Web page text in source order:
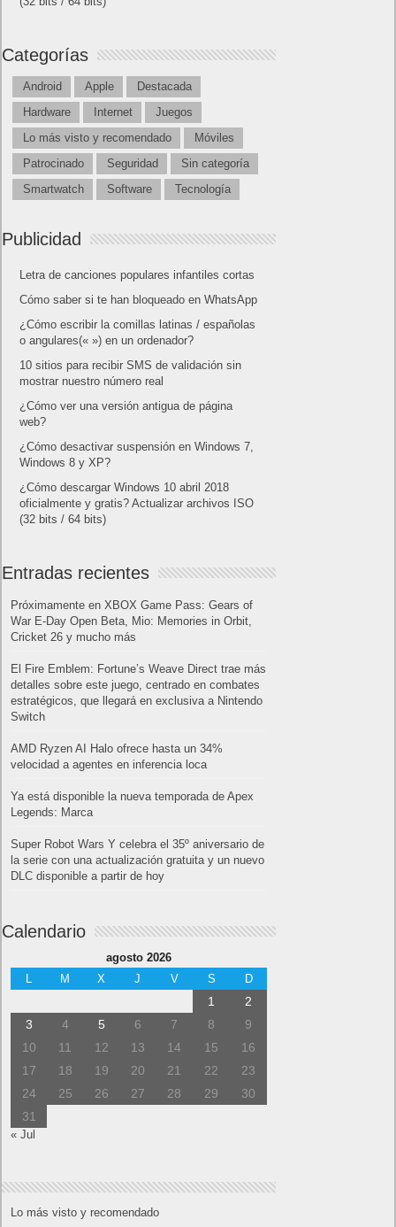
Categorías
Android Apple
Destacada
Hardware
Internet
Juegos
Lo más visto y recomendado
Móviles
Patrocinado
Seguridad
Sin categoría
Smartwatch
Software Tecnología
Publicidad
Letra de canciones populares infantiles cortas
Cómo saber si te han bloqueado en WhatsApp
¿Cómo escribir la comillas latinas / españolas
o angulares(« ») en un ordenador?
10 sitios para recibir SMS de validación sin
mostrar nuestro número real
¿Cómo ver una versión antigua de página
web?
¿Cómo desactivar suspensión en Windows 7,
Windows 8 y XP?
¿Cómo descargar Windows 10 abril 2018
oficialmente y gratis? Actualizar archivos ISO
(32 bits / 64 bits)
Entradas recientes
Próximamente en XBOX Game Pass: Gears of
War E-Day Open Beta, Mio: Memories in Orbit,
Cricket 26 y mucho más
El Fire Emblem: Fortune’s Weave Direct trae más
detalles sobre este juego, centrado en combates
estratégicos, que llegará en exclusiva a Nintendo
Switch
AMD Ryzen AI Halo ofrece hasta un 34%
velocidad a agentes en inferencia loca
Ya está disponible la nueva temporada de Apex
Legends: Marca
Super Robot Wars Y celebra el 35º aniversario de
la serie con una actualización gratuita y un nuevo
DLC disponible a partir de hoy
Calendario
agosto 2026
L
M X J V S D
1
2
3
4 5 6 7 8
9
10
11 12 13 14 15
16
17
18 19 20 21 22
23
24
25 26 27 28 29
30
31
« Jul
Lo más visto y recomendado